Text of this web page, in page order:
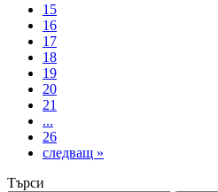
15
16
17
18
19
20
21
...
26
следващ »
Търси